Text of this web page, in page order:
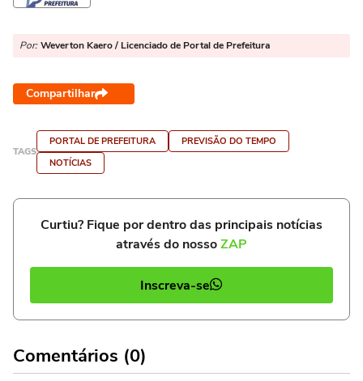
Por: Weverton Kaero / Licenciado de Portal de Prefeitura
Compartilhar
TAGS
PORTAL DE PREFEITURA
PREVISÃO DO TEMPO
NOTÍCIAS
Curtiu? Fique por dentro das principais notícias
através do nossoZAP
Inscreva-se
Comentários (0)